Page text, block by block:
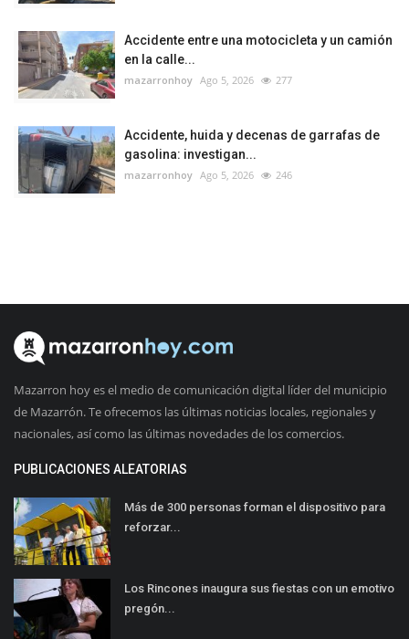
Accidente entre una motocicleta y un camión
en la calle...
mazarronhoy Ago 5, 2026 277
Accidente, huida y decenas de garrafas de
gasolina: investigan...
mazarronhoy Ago 5, 2026 246
Mazarron hoy es el medio de comunicación digital líder del municipio
de Mazarrón. Te ofrecemos las últimas noticias locales, regionales y
nacionales, así como las últimas novedades de los comercios.
PUBLICACIONES ALEATORIAS
Más de 300 personas forman el dispositivo para
reforzar...
Los Rincones inaugura sus fiestas con un emotivo
pregón...